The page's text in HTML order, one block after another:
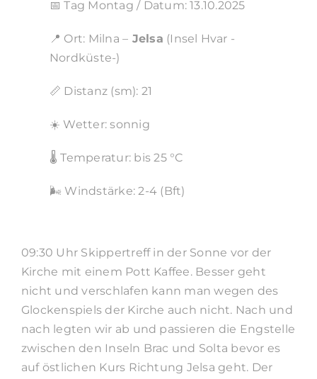
📅 Tag Montag / Datum: 13.10.2025
📍 Ort: Milna – Jelsa (Insel Hvar -
Nordküste-)
📏 Distanz (sm): 21
☀️ Wetter: sonnig
🌡️ Temperatur: bis 25 °C
🌬️ Windstärke: 2-4 (Bft)
09:30 Uhr Skippertreff in der Sonne vor der
Kirche mit einem Pott Kaffee. Besser geht
nicht und verschlafen kann man wegen des
Glockenspiels der Kirche auch nicht. Nach und
nach legten wir ab und passieren die Engstelle
zwischen den Inseln Brac und Solta bevor es
auf östlichen Kurs Richtung Jelsa geht. Der